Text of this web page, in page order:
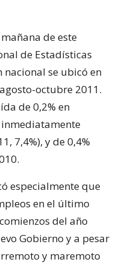
de este
de Estadísticas
nacional se ubicó en
octubre 2011.
de 0,2% en
7,4%), y de 0,4%
especialmente que
en el último
del año
Gobierno y a pesar
y maremoto